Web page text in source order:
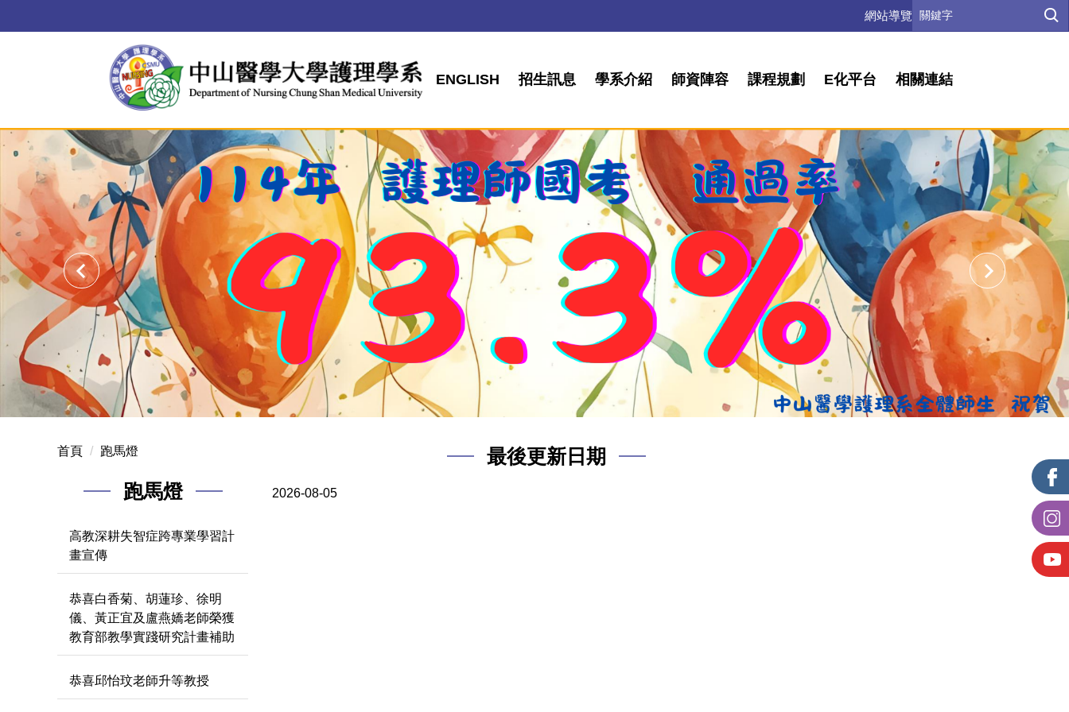
到
區
網站導覽
ENGLISH 招生訊息 學系介紹 師資陣容 課程規劃 E化平台 相關連結
首頁 跑馬燈
跑馬燈
高教深耕失智症跨專業學習計
畫宣傳
恭喜白香菊、胡蓮珍、徐明
儀、黃正宜及盧燕嬌老師榮獲
教育部教學實踐研究計畫補助
恭喜邱怡玟老師升等教授
最後更新日期
2026-08-05